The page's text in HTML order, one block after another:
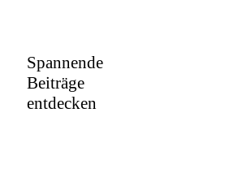
Spannende
Beiträge
entdecken